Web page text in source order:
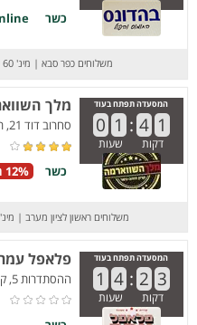
כשר
משלוחים כפר סבא | מינ' 60 ₪
המסעדה תפתח בעוד
0 1 : 4 1
דקות שעות
מלך
סחרוב דוד 21, ראשון לציון
כשר 12% הנחה
משלוחים ראשון לציון מערב | מינ' 70 ₪
המסעדה תפתח בעוד
1 4 : 2 3
דקות שעות
פלאפל
ההסתדרות 5, קריית שמונה